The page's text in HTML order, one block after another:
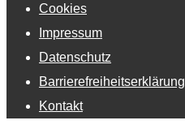
Cookies
Impressum
Datenschutz
Barrierefreiheitserklärung
Kontakt